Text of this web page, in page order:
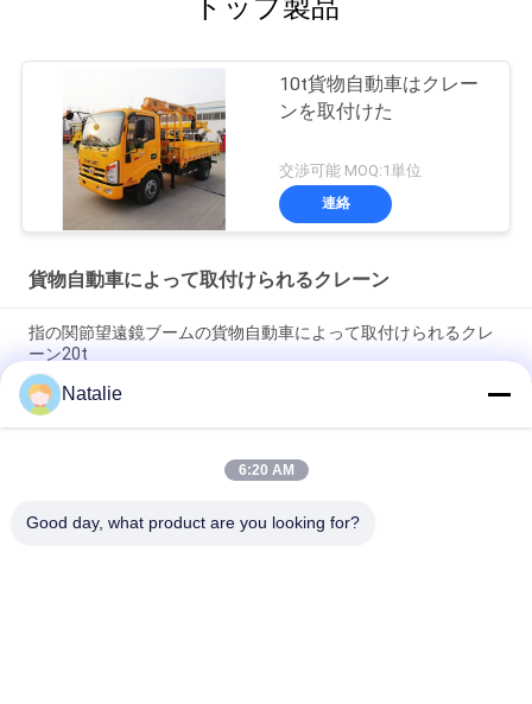
トップ製品
10t貨物自動車はクレー
ンを取付けた
交渉可能 MOQ:1単位
連絡
貨物自動車によって取付けられるクレーン
指の関節望遠鏡ブームの貨物自動車によって取付けられるクレ
ーン20t
頑丈なトラックによって取付けられるクレーン10t小さい標準的
な容量望遠鏡ブーム
20t指の関節および望遠鏡ブームの貨物自動車はクレーンを取付
Natalie
6:20 AM
Good day, what product are you looking for?